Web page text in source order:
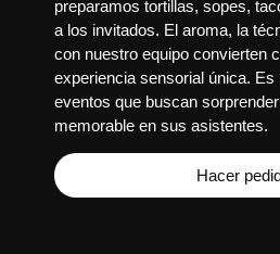
preparamos tortillas, sopes,
a los invitados. El aroma, la
con nuestro equipo convierten
experiencia sensorial única. Es
eventos que buscan
memorable en sus asistentes.
Hacer